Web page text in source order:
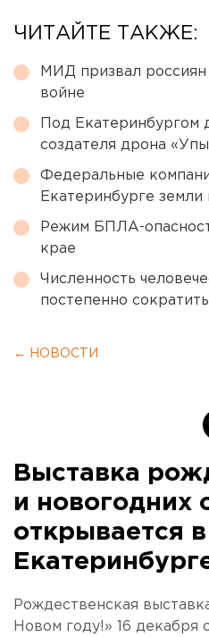
ЧИТАЙТЕ ТАКЖЕ:
МИД призвал россиян
войне
Под Екатеринбургом
создателя дрона
Федеральные
Екатеринбурге
Режим БПЛА-
крае
Численность
постепенно
← НОВОСТИ
Выставка
и новогодних
открывается в
Рождественская
Новом году!» 16 декабря